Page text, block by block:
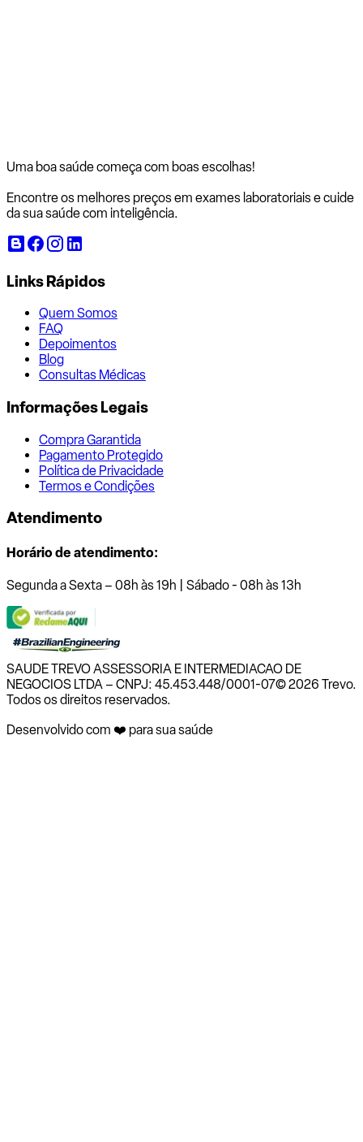
Uma boa saúde começa com boas escolhas!
Encontre os melhores preços em exames laboratoriais e cuide
da sua saúde com inteligência.
Links Rápidos
Quem Somos
FAQ
Depoimentos
Blog
Consultas Médicas
Informações Legais
Compra Garantida
Pagamento Protegido
Política de Privacidade
Termos e Condições
Atendimento
Horário de atendimento:
Segunda a Sexta – 08h às 19h | Sábado - 08h às 13h
SAUDE TREVO ASSESSORIA E INTERMEDIACAO DE
NEGOCIOS LTDA – CNPJ: 45.453.448/0001-07© 2026 Trevo.
Todos os direitos reservados.
Desenvolvido com ❤️ para sua saúde